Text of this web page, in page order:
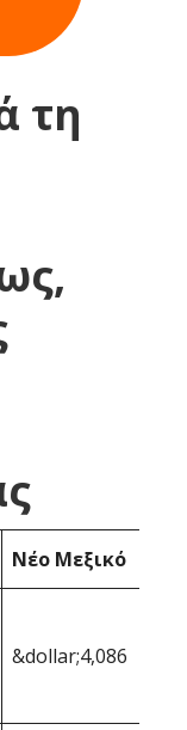
τη
Νέο Μεξικό
&dollar;4,086